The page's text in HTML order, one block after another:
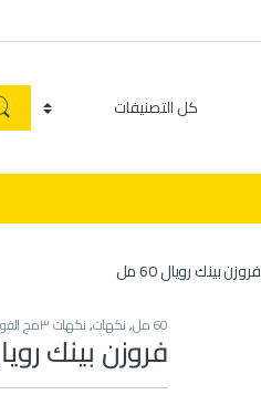
فروزن بينك رويال 60 مل
60 مل ,نكهات,نكهات ٣مج الفواكه الباردة
فروزن بينك رويال